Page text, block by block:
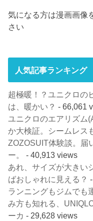
気になる方は漫画画像
さい
人気記事ランキング
超極暖！？ユニクロの
は、暖かい？ - 66,061
ユニクロのエアリズム
か大検証。シームレス
ZOZOSUIT体験談。届
ー。
- 40,913 views
あれ、サイズが大きい
ばおしゃれに見える？
ランニングもジムでも
み方も知れる、
ーカ - 29,628 views